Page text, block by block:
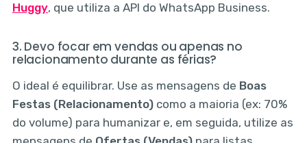
Huggy, que utiliza a API do WhatsApp Business.
3. Devo focar em vendas ou apenas no
relacionamento durante as férias?
O ideal é equilibrar. Use as mensagens de Boas
Festas (Relacionamento)como a maioria (ex: 70%
do volume) para humanizar e, em seguida, utilize as